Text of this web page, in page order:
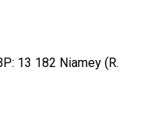
13 182 Niamey (R.